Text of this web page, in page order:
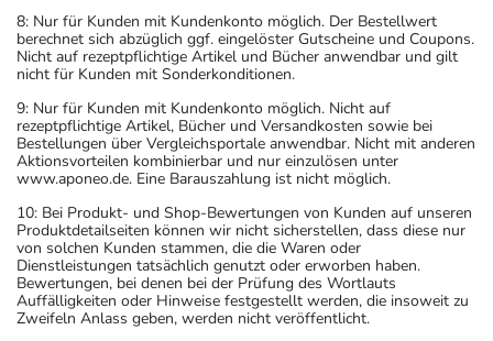
8: Nur für Kunden mit Kundenkonto möglich. Der Bestellwert
berechnet sich abzüglich ggf. eingelöster Gutscheine und Coupons.
Nicht auf rezeptpflichtige Artikel und Bücher anwendbar und gilt
nicht für Kunden mit Sonderkonditionen.
9: Nur für Kunden mit Kundenkonto möglich. Nicht auf
rezeptpflichtige Artikel, Bücher und Versandkosten sowie bei
Bestellungen über Vergleichsportale anwendbar. Nicht mit anderen
Aktionsvorteilen kombinierbar und nur einzulösen unter
www.aponeo.de. Eine Barauszahlung ist nicht möglich.
10: Bei Produkt- und Shop-Bewertungen von Kunden auf unseren
Produktdetailseiten können wir nicht sicherstellen, dass diese nur
von solchen Kunden stammen, die die Waren oder
Dienstleistungen tatsächlich genutzt oder erworben haben.
Bewertungen, bei denen bei der Prüfung des Wortlauts
Auffälligkeiten oder Hinweise festgestellt werden, die insoweit zu
Zweifeln Anlass geben, werden nicht veröffentlicht.